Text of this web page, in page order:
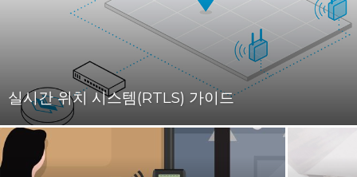
실시간 위치 시스템(RTLS) 가이드